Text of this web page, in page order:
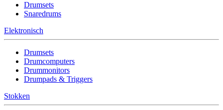
Drumsets
Snaredrums
Elektronisch
Drumsets
Drumcomputers
Drummonitors
Drumpads & Triggers
Stokken